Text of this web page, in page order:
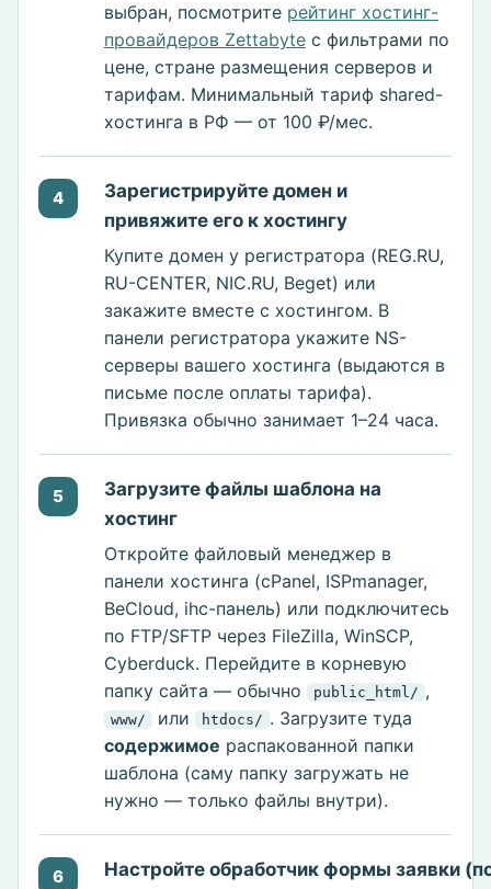
выбран, посмотрите рейтинг хостинг-
провайдеров Zettabyte с фильтрами по
цене, стране размещения серверов и
тарифам. Минимальный тариф shared-
хостинга в РФ — от 100 ₽/мес.
4
Зарегистрируйте домен и
привяжите его к хостингу
Купите домен у регистратора (REG.RU,
RU-CENTER, NIC.RU, Beget) или
закажите вместе с хостингом. В
панели регистратора укажите NS-
серверы вашего хостинга (выдаются в
письме после оплаты тарифа).
Привязка обычно занимает 1–24 часа.
5
Загрузите файлы шаблона на
хостинг
Откройте файловый менеджер в
панели хостинга (cPanel, ISPmanager,
BeCloud, ihc-панель) или подключитесь
по FTP/SFTP через FileZilla, WinSCP,
Cyberduck. Перейдите в корневую
папку сайта — обычно
public_html/ ,
www/ или htdocs/ . Загрузите туда
содержимое распакованной папки
шаблона (саму папку загружать не
нужно — только файлы внутри).
6
Настройте обработчик формы заявки